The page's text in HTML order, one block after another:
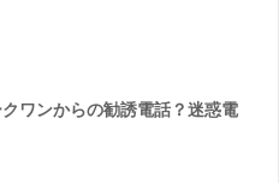
ワンからの勧誘電話？迷惑電